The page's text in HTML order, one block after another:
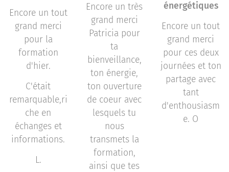
Encore un tout
grand merci
pour la
formation
d'hier.
C'était
remarquable,ri
che en
échanges et
informations.
L.
Encore un très
grand merci
Patricia pour
ta
bienveillance,
ton énergie,
ton ouverture
de coeur avec
lesquels tu
nous
transmets la
formation,
ainsi que tes
énergétiques
Encore un tout
grand merci
pour ces deux
journées et ton
partage avec
tant
d'enthousiasm
e. O